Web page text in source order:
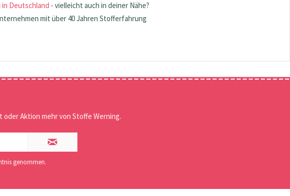
in Deutschland - vielleicht auch in deiner Nähe?
mit über 40 Jahren Stofferfahrung
Aktion mehr von Stoffe Werning.
genommen.